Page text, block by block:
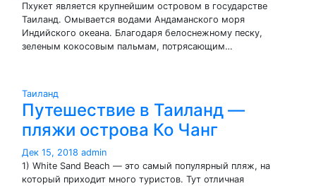
Пхукет является крупнейшим островом в государстве
Таиланд. Омывается водами Андаманского моря
Индийского океана. Благодаря белоснежному песку,
зеленым кокосовым пальмам, потрясающим…
Таиланд
Путешествие в Таиланд —
пляжи острова Ко Чанг
Дек 15, 2018 admin
1) White Sand Beach — это самый популярный пляж, на
который приходит много туристов. Тут отличная